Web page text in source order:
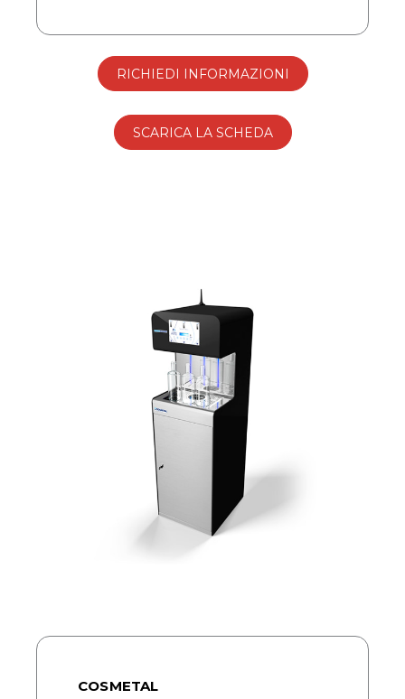
RICHIEDI INFORMAZIONI
SCARICA LA SCHEDA
COSMETAL